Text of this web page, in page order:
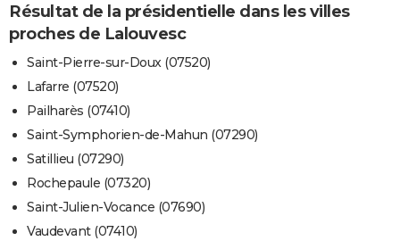
Résultat de la présidentielle dans les villes
proches de Lalouvesc
Saint-Pierre-sur-Doux (07520)
Lafarre (07520)
Pailharès (07410)
Saint-Symphorien-de-Mahun (07290)
Satillieu (07290)
Rochepaule (07320)
Saint-Julien-Vocance (07690)
Vaudevant (07410)